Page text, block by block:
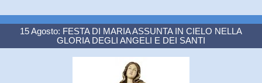
15 Agosto: FESTA DI MARIA ASSUNTA IN CIELO NELLA
GLORIA DEGLI ANGELI E DEI SANTI